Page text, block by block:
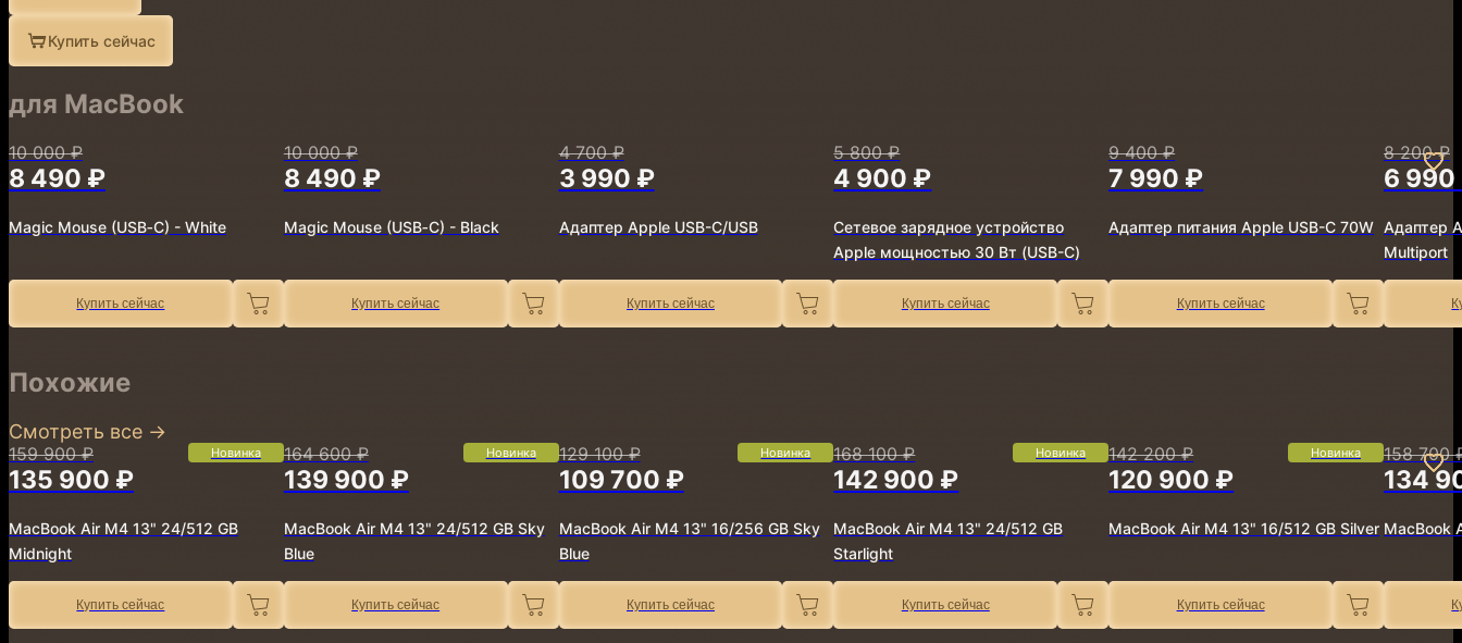
Купить сейчас
для MacBook
10 000 ₽
8 490 ₽
Magic Mouse (USB‑C) - White
Купить сейчас
10 000 ₽
8 490 ₽
Magic Mouse (USB‑C) - Black
Купить сейчас
4 700 ₽
3 990 ₽
Адаптер Apple USB-C/USB
Купить сейчас
5 800 ₽
4 900 ₽
Сетевое зарядное устройство
Apple мощностью 30 Вт (USB-C)
Купить сейчас
9 400 ₽
7 990 ₽
Адаптер питания Apple USB-C 70W
Купить сейчас
8 200 ₽
6 990
Адаптер
Multiport
Похожие
Смотреть все →
159 900 ₽
135 900 ₽
Новинка
MacBook Air M4 13" 24/512 GB
Midnight
Купить сейчас
164 600 ₽
139 900 ₽
Новинка
MacBook Air M4 13" 24/512 GB Sky
Blue
Купить сейчас
129 100 ₽
109 700 ₽
Новинка
MacBook Air M4 13" 16/256 GB Sky
Blue
Купить сейчас
168 100 ₽
142 900 ₽
Новинка
MacBook Air M4 13" 24/512 GB
Starlight
Купить сейчас
142 200 ₽
120 900 ₽
Новинка
MacBook Air M4 13" 16/512 GB Silver
Купить сейчас
158 700
134
MacBook